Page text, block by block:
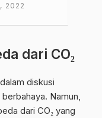
2022
dari CO₂
diskusi
Namun,
dari CO₂ yang